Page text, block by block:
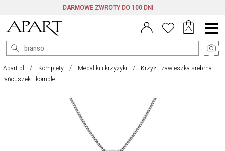
DARMOWE ZWROTY DO 100 DNI
Menu
główne
Apart.pl Komplety Medaliki i krzyżyki
Krzyż - zawieszka srebrna i
łańcuszek - komplet